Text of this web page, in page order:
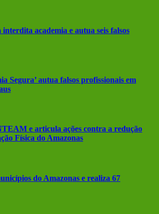
academia e autua seis falsos
Segura’ autua falsos profissionais em
e articula ações contra a redução
Física do Amazonas
do Amazonas e realiza 67